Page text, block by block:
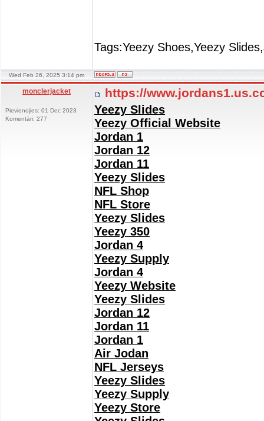
Tags:Yeezy Shoes,Yeezy
Wed Feb 26, 2025 3:14 pm
monclerjacket
Pievienojies: 01 Dec 2023
Komentāri: 277
https://
Yeezy Slides
Yeezy Official Website
Jordan 1
Jordan 12
Jordan 11
Yeezy Slides
NFL Shop
NFL Store
Yeezy Slides
Yeezy 350
Jordan 4
Yeezy Supply
Jordan 4
Yeezy Website
Yeezy Slides
Jordan 12
Jordan 11
Jordan 1
Air Jodan
NFL Jerseys
Yeezy Slides
Yeezy Supply
Yeezy Store